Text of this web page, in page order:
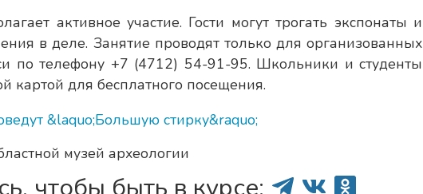
активное участие. Гости могут трогать экспонаты и
в деле. Занятие проводят только для организованных
по телефону +7 (4712) 54-91-95. Школьники и студенты
картой для бесплатного посещения.
музей археологии